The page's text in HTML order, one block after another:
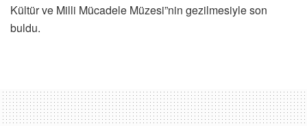
Kültür ve Milli Mücadele Müzesi”nin gezilmesiyle son
buldu.